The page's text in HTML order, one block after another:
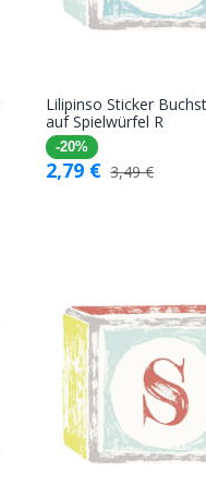
In den
Lilipinso Sticker
auf Spielwürfel R
-20%
2,79 € 3,49€